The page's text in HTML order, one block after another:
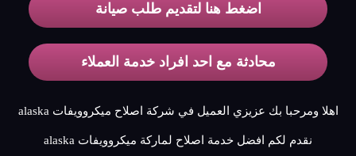
اضغط هنا لتقديم طلب صيانة
محادثة مع احد افراد خدمة العملاء
اهلا ومرحبا بك عزيزي العميل في شركة اصلاح ميكروويفات alaska
نقدم لكم افضل خدمة اصلاح لماركة ميكروويفات alaska